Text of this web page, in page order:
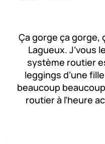
Ça gorge ça gorge,
Lagueux. J’vous
système routier
leggings d’une
beaucoup
routier à l’heure